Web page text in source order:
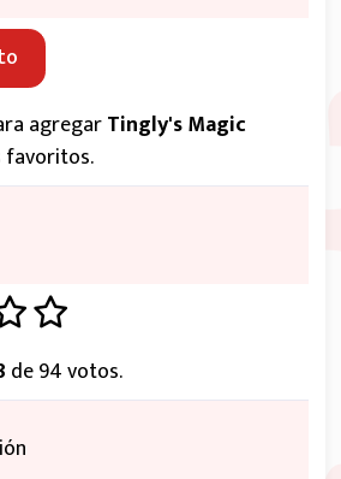
agregarTingly's Magic
favoritos.
de 94 votos.